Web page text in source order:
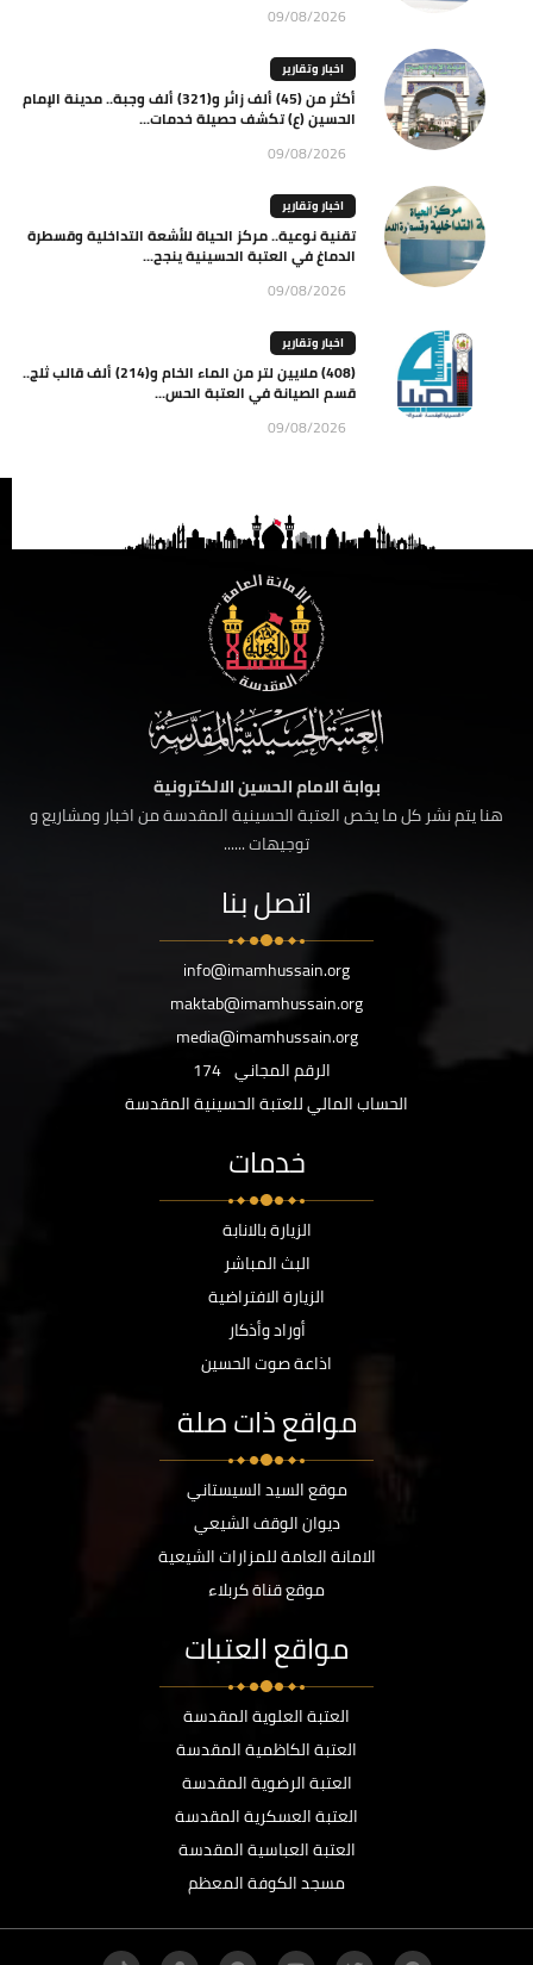
09/08/2026
اخبار وتقارير
أكثر من (45) ألف زائر و(321) ألف وجبة.. مدينة الإمام
الحسين (ع) تكشف حصيلة خدمات...
09/08/2026
اخبار وتقارير
تقنية نوعية.. مركز الحياة للأشعة التداخلية وقسطرة
الدماغ في العتبة الحسينية ينجح...
09/08/2026
اخبار وتقارير
(408) ملايين لتر من الماء الخام و(214) ألف قالب ثلج..
قسم الصيانة في العتبة الحس...
09/08/2026
بوابة الامام الحسين الالكترونية
هنا يتم نشر كل ما يخص العتبة الحسينية المقدسة من اخبار ومشاريع و
توجيهات ......
اتصل بنا
info@imamhussain.org
maktab@imamhussain.org
media@imamhussain.org
الرقم المجاني 174
الحساب المالي للعتبة الحسينية المقدسة
خدمات
الزيارة بالانابة
البث المباشر
الزيارة الافتراضية
أوراد وأذكار
اذاعة صوت الحسين
مواقع ذات صلة
موقع السيد السيستاني
ديوان الوقف الشيعي
الامانة العامة للمزارات الشيعية
موقع قناة كربلاء
مواقع العتبات
العتبة العلوية المقدسة
العتبة الكاظمية المقدسة
العتبة الرضوية المقدسة
العتبة العسكرية المقدسة
العتبة العباسية المقدسة
مسجد الكوفة المعظم